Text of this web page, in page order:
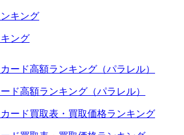
ング
ド高額ランキング（パラレル）